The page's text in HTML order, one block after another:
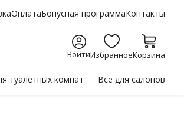
ОплатаБонусная программаКонтакты
ВойтиИзбранноеКорзина
туалетных комнат Все для салонов